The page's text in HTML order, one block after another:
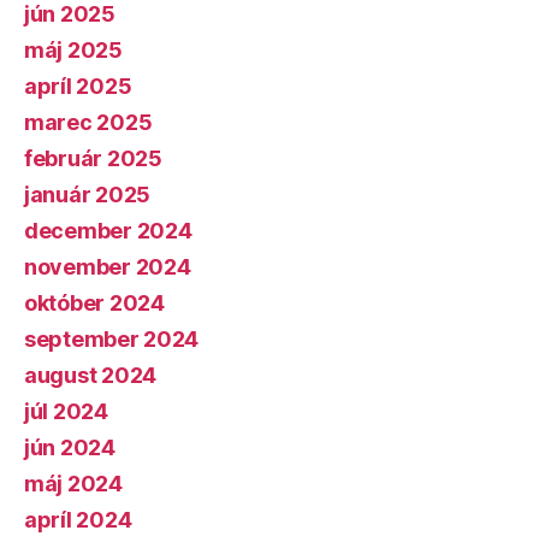
jún 2025
máj 2025
apríl 2025
marec 2025
február 2025
január 2025
december 2024
november 2024
október 2024
september 2024
august 2024
júl 2024
jún 2024
máj 2024
apríl 2024